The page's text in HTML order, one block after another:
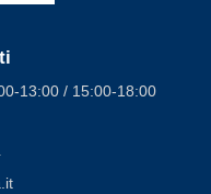
13:00 / 15:00-18:00